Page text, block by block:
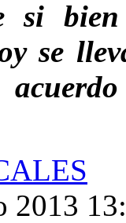
si
se
2013